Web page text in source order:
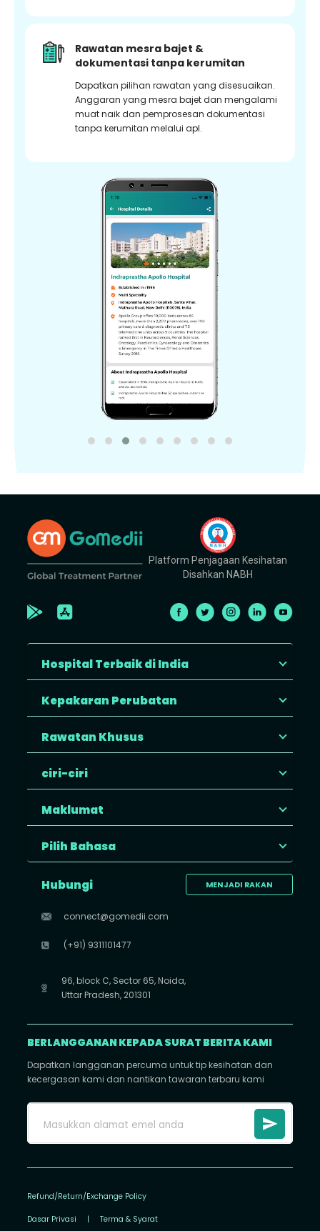
Rawatan mesra bajet &
dokumentasi tanpa kerumitan
Dapatkan pilihan rawatan yang disesuaikan.
Anggaran yang mesra bajet dan mengalami
muat naik dan pemprosesan dokumentasi
tanpa kerumitan melalui apl.
Platform Penjagaan Kesihatan
Disahkan NABH
Hospital Terbaik di India
Kepakaran Perubatan
Rawatan Khusus
ciri-ciri
Maklumat
Pilih Bahasa
MENJADI RAKAN
Hubungi
connect@gomedii.com
(+91) 9311101477
96, block C, Sector 65, Noida,
Uttar Pradesh, 201301
BERLANGGANAN KEPADA SURAT BERITA KAMI
Dapatkan langganan percuma untuk tip kesihatan dan
kecergasan kami dan nantikan tawaran terbaru kami
Refund/Return/Exchange Policy
Dasar Privasi | Terma & Syarat